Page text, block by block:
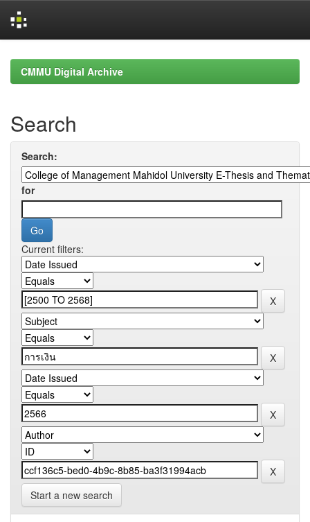
navigationCMMU Digital Archive
Search
Search:
for
Current filters:
Start a new search